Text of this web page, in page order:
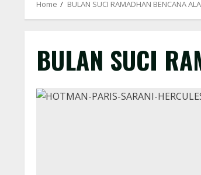
Home BULAN SUCI RAMADHAN BENCANA
BULAN SUCI